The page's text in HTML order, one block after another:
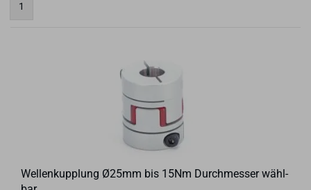
1
Wel­len­kupp­lung Ø25mm bis 15Nm Durch­mes­ser wähl­